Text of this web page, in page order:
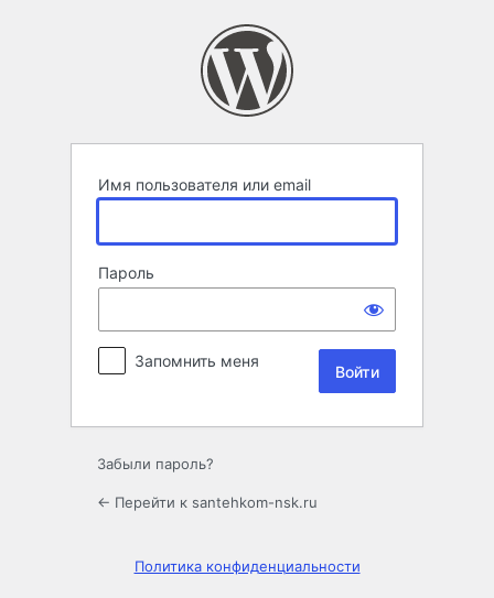
Имя пользователя или email
Пароль
Запомнить меня
Забыли пароль?
← Перейти к santehkom-nsk.ru
Политика конфиденциальности